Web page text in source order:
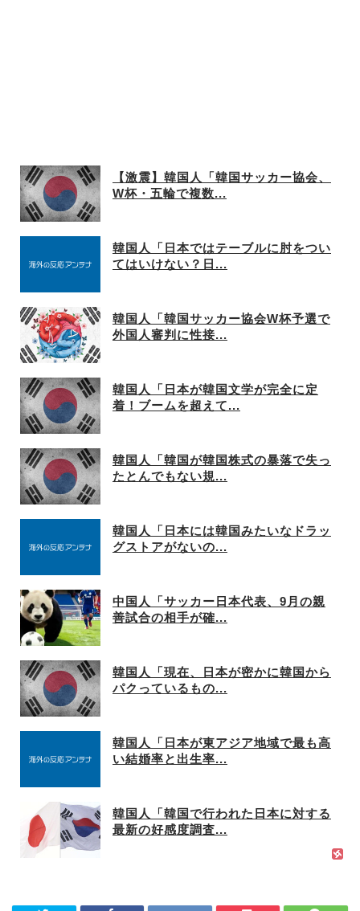
【激震】韓国人「韓国サッカー協会、
W杯・五輪で複数...
韓国人「日本ではテーブルに肘をつい
てはいけない？日...
韓国人「韓国サッカー協会W杯予選で
外国人審判に性接...
韓国人「日本が韓国文学が完全に定
着！ブームを超えて...
韓国人「韓国が韓国株式の暴落で失っ
たとんでもない規...
韓国人「日本には韓国みたいなドラッ
グストアがないの...
中国人「サッカー日本代表、9月の親
善試合の相手が確...
韓国人「現在、日本が密かに韓国から
パクっているもの...
韓国人「日本が東アジア地域で最も高
い結婚率と出生率...
韓国人「韓国で行われた日本に対する
最新の好感度調査...